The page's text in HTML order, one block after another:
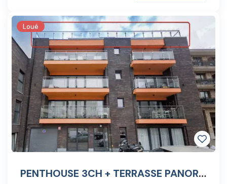
Loué
PENTHOUSE 3CH + TERRASSE PANORAMIQUE 60M² +GARAGE 3 VOITURES